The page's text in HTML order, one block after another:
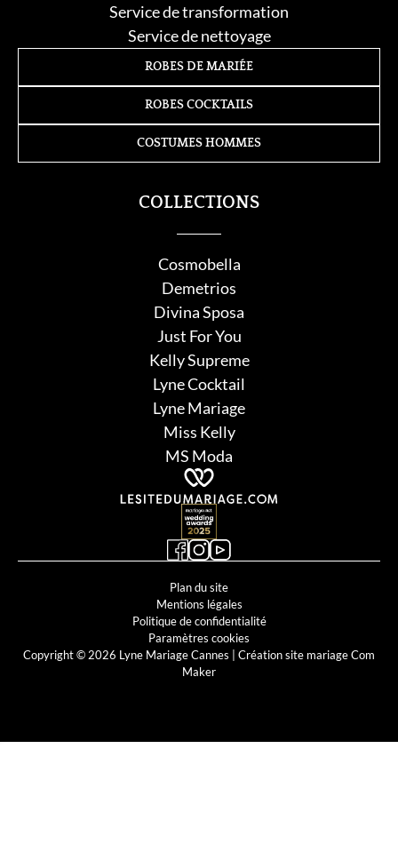
Service de transformation
Service de nettoyage
COLLECTIONS
Cosmobella
Demetrios
Divina Sposa
Just For You
Kelly Supreme
Lyne Cocktail
Lyne Mariage
Miss Kelly
MS Moda
ROBES DE MARIÉE
ROBES COCKTAILS
COSTUMES HOMMES
Plan du site
Mentions légales
Politique de confidentialité
Paramètres cookies
Copyright © 2026 Lyne Mariage Cannes | Création site mariage Com
Maker